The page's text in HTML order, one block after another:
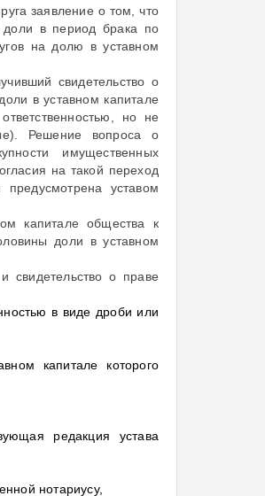
заявление о том, что
доли в период брака по
на долю в уставном
свидетельство о
в уставном капитале
но не
Решение вопроса о
имущественных
на такой переход
уставом
капитале общества к
доли в уставном
свидетельство о праве
в виде дроби или
капитале которого
редакция устава
нотариусу,